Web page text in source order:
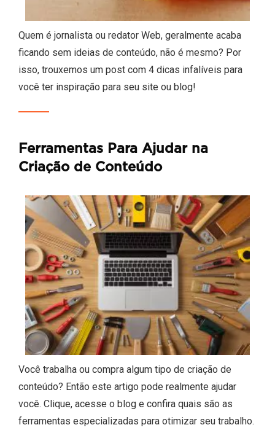
Quem é jornalista ou redator Web, geralmente acaba
ficando sem ideias de conteúdo, não é mesmo? Por
isso, trouxemos um post com 4 dicas infalíveis para
você ter inspiração para seu site ou blog!
Ferramentas Para Ajudar na
Criação de Conteúdo
Você trabalha ou compra algum tipo de criação de
conteúdo? Então este artigo pode realmente ajudar
você. Clique, acesse o blog e confira quais são as
ferramentas especializadas para otimizar seu trabalho.